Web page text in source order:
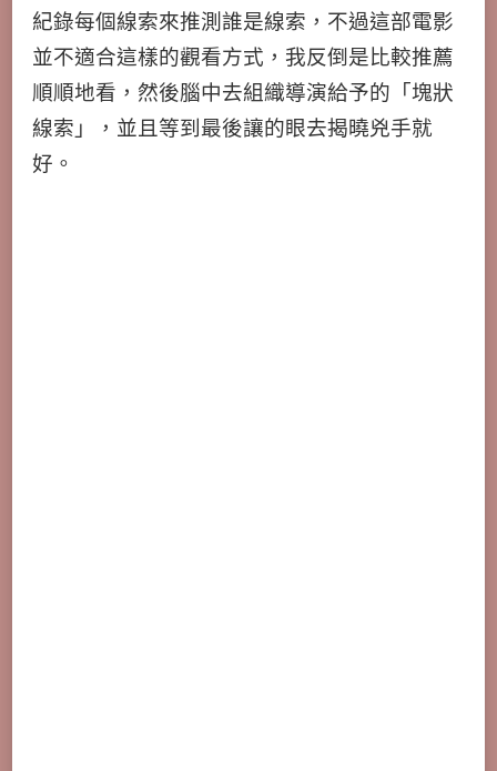
紀錄每個線索來推測誰是線索，不過這部電影
並不適合這樣的觀看方式，我反倒是比較推薦
順順地看，然後腦中去組織導演給予的「塊狀
線索」，並且等到最後讓的眼去揭曉兇手就
好。